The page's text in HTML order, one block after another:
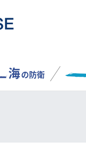
海の防衛